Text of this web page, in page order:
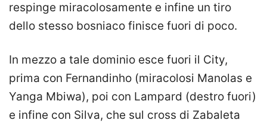
respinge miracolosamente e infine un tiro
dello stesso bosniaco finisce fuori di poco.
In mezzo a tale dominio esce fuori il City,
prima con Fernandinho (miracolosi Manolas e
Yanga Mbiwa), poi con Lampard (destro fuori)
e infine con Silva, che sul cross di Zabaleta